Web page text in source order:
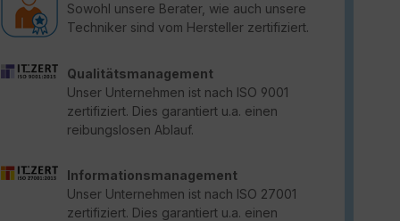
Sowohl unsere Berater, wie auch unsere
Techniker sind vom Hersteller zertifiziert.
Qualitätsmanagement
Unser Unternehmen ist nach ISO 9001
zertifiziert. Dies garantiert u.a. einen
reibungslosen Ablauf.
Informationsmanagement
Unser Unternehmen ist nach ISO 27001
zertifiziert. Dies garantiert u.a. einen